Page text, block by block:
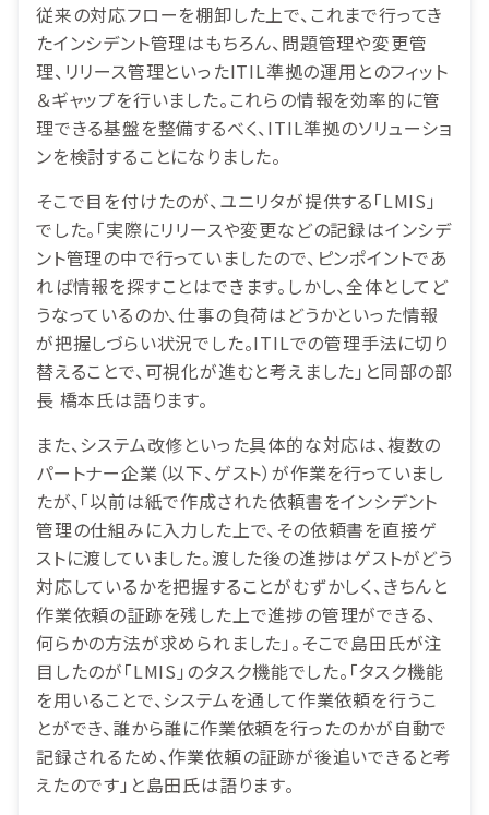
従来の対応フローを棚卸した上で、これまで行ってき
たインシデント管理はもちろん、問題管理や変更管
理、リリース管理といったITIL準拠の運用とのフィット
＆ギャップを行いました。これらの情報を効率的に管
理できる基盤を整備するべく、ITIL準拠のソリューショ
ンを検討することになりました。
そこで目を付けたのが、ユニリタが提供する「LMIS」
でした。「実際にリリースや変更などの記録はインシデ
ント管理の中で行っていましたので、ピンポイントであ
れば情報を探すことはできます。しかし、全体としてど
うなっているのか、仕事の負荷はどうかといった情報
が把握しづらい状況でした。ITILでの管理手法に切り
替えることで、可視化が進むと考えました」と同部の部
長 橋本氏は語ります。
また、システム改修といった具体的な対応は、複数の
パートナー企業（以下、ゲスト）が作業を行っていまし
たが、「以前は紙で作成された依頼書をインシデント
管理の仕組みに入力した上で、その依頼書を直接ゲ
ストに渡していました。渡した後の進捗はゲストがどう
対応しているかを把握することがむずかしく、きちんと
作業依頼の証跡を残した上で進捗の管理ができる、
何らかの方法が求められました」。そこで島田氏が注
目したのが「LMIS」のタスク機能でした。「タスク機能
を用いることで、システムを通して作業依頼を行うこ
とができ、誰から誰に作業依頼を行ったのかが自動で
記録されるため、作業依頼の証跡が後追いできると考
えたのです」と島田氏は語ります。